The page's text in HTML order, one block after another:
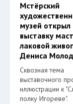
Мстёрский
музей открыл
выставку
лаковой
Дениса
Сквозная тема
выставочного
иллюстрации к
полку Игореве".